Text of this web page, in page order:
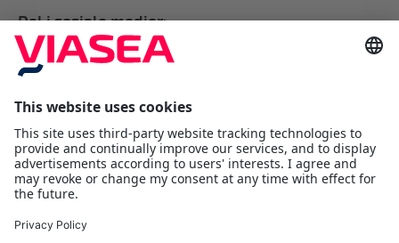
Del i sosiale medier:
Viasea Shipping AS
Værftsgata 1 C
1511 Moss